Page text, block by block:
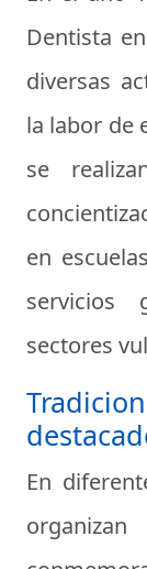
Dentista
diversas
la labor de
se
en
servicios
sectores
En